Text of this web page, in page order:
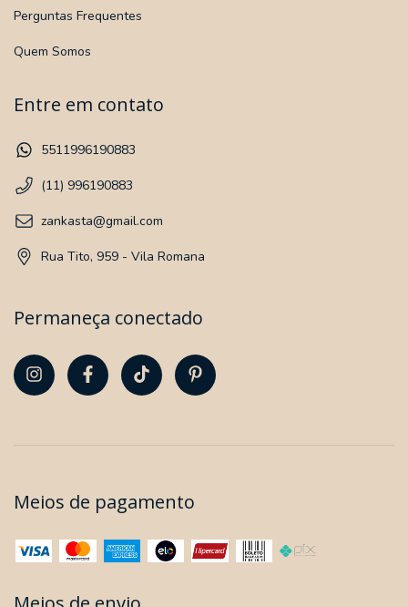
Perguntas Frequentes
Quem Somos
Entre em contato
5511996190883
(11) 996190883
zankasta@gmail.com
Rua Tito, 959 - Vila Romana
Permaneça conectado
Meios de pagamento